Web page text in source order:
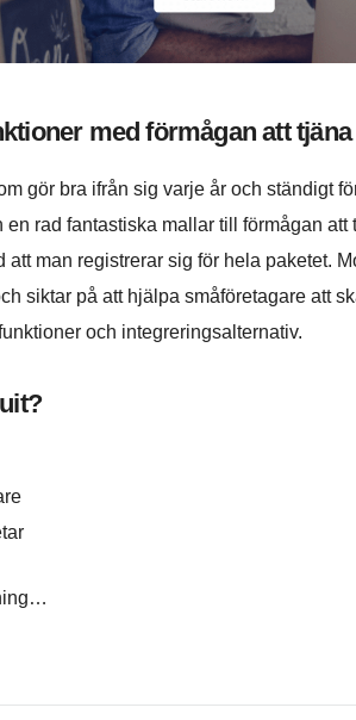
med förmågan att
gör bra ifrån sig varje år och ständigt
rad fantastiska mallar till förmågan
man registrerar sig för hela paketet.
siktar på att hjälpa småföretagare att
och integreringsalternativ.